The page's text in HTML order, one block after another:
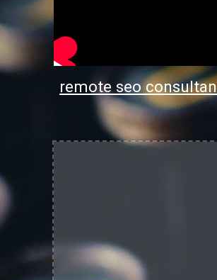
remote seo